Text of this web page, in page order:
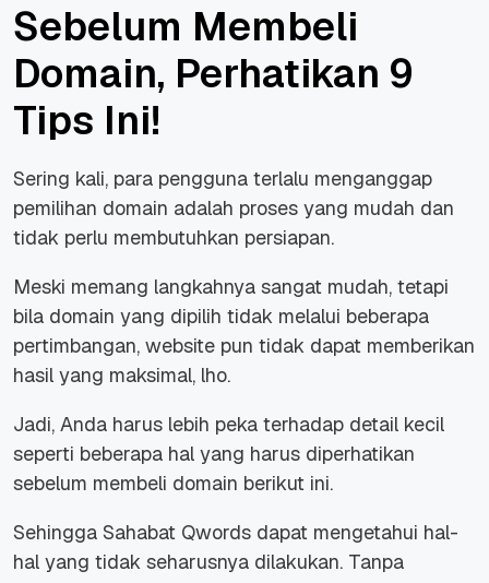
Sebelum Membeli
Domain, Perhatikan 9
Tips Ini!
Sering kali, para pengguna terlalu menganggap
pemilihan domain adalah proses yang mudah dan
tidak perlu membutuhkan persiapan.
Meski memang langkahnya sangat mudah, tetapi
bila domain yang dipilih tidak melalui beberapa
pertimbangan, website pun tidak dapat memberikan
hasil yang maksimal, lho.
Jadi, Anda harus lebih peka terhadap detail kecil
seperti beberapa hal yang harus diperhatikan
sebelum membeli domain berikut ini.
Sehingga Sahabat Qwords dapat mengetahui hal-
hal yang tidak seharusnya dilakukan. Tanpa